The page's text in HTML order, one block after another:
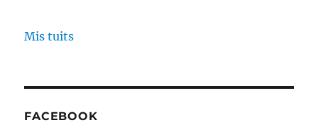
Mis tuits
FACEBOOK